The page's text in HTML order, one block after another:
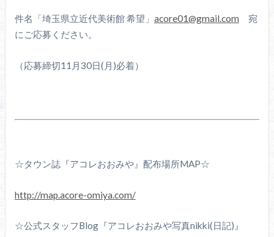
件名「埼玉県立近代美術館 希望」 acore01@gmail.com 宛
にご応募ください。
（応募締切11月30日(月)必着）
☆タウン誌『アコレおおみや』配布場所MAP☆
http://map.acore-omiya.com/
☆公式スタッフBlog『アコレおおみや写真nikki(日記)』